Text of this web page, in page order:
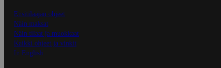
Ensitilaajan ohjeet
Näin maksat
Näin tilaat ja muokkaat
Kaikki ohjeet ja vinkit
In English